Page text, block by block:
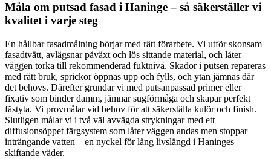
Måla om putsad fasad i Haninge – så säkerställer vi
kvalitet i varje steg
En hållbar fasadmålning börjar med rätt förarbete. Vi utför skonsam
fasadtvätt, avlägsnar påväxt och lös sittande material, och låter
väggen torka till rekommenderad fuktnivå. Skador i putsen repareras
med rätt bruk, sprickor öppnas upp och fylls, och ytan jämnas där
det behövs. Därefter grundar vi med putsanpassad primer eller
fixativ som binder damm, jämnar sugförmåga och skapar perfekt
fästyta. Vi provmålar vid behov för att säkerställa kulör och finish.
Slutligen målar vi i två väl avvägda strykningar med ett
diffusionsöppet färgsystem som låter väggen andas men stoppar
inträngande vatten – en nyckel för lång livslängd i Haninges
skiftande väder.